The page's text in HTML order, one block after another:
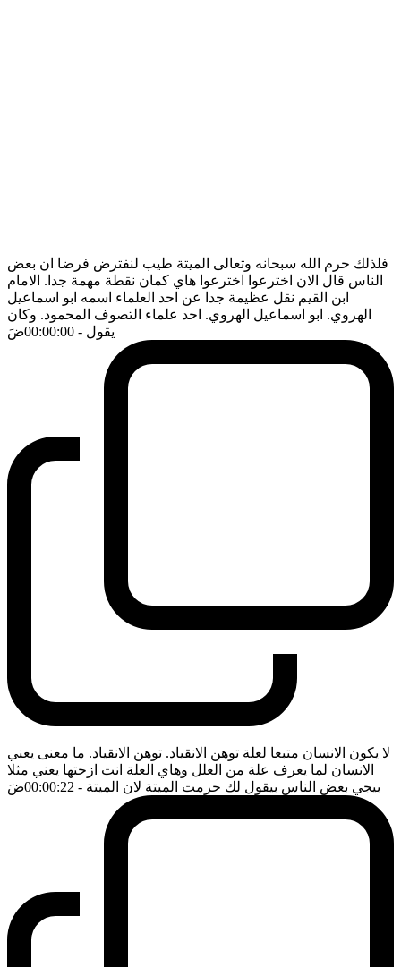
فلذلك حرم الله سبحانه وتعالى الميتة طيب لنفترض فرضا ان بعض
الناس قال الان اخترعوا اخترعوا هاي كمان نقطة مهمة جدا. الامام
ابن القيم نقل عظيمة جدا عن احد العلماء اسمه ابو اسماعيل
الهروي. ابو اسماعيل الهروي. احد علماء التصوف المحمود. وكان
يقول - 00:00:00 ضَ
لا يكون الانسان متبعا لعلة توهن الانقياد. توهن الانقياد. ما معنى يعني
الانسان لما يعرف علة من العلل وهاي العلة انت ازحتها يعني مثلا
بيجي بعض الناس بيقول لك حرمت الميتة لان الميتة - 00:00:22 ضَ